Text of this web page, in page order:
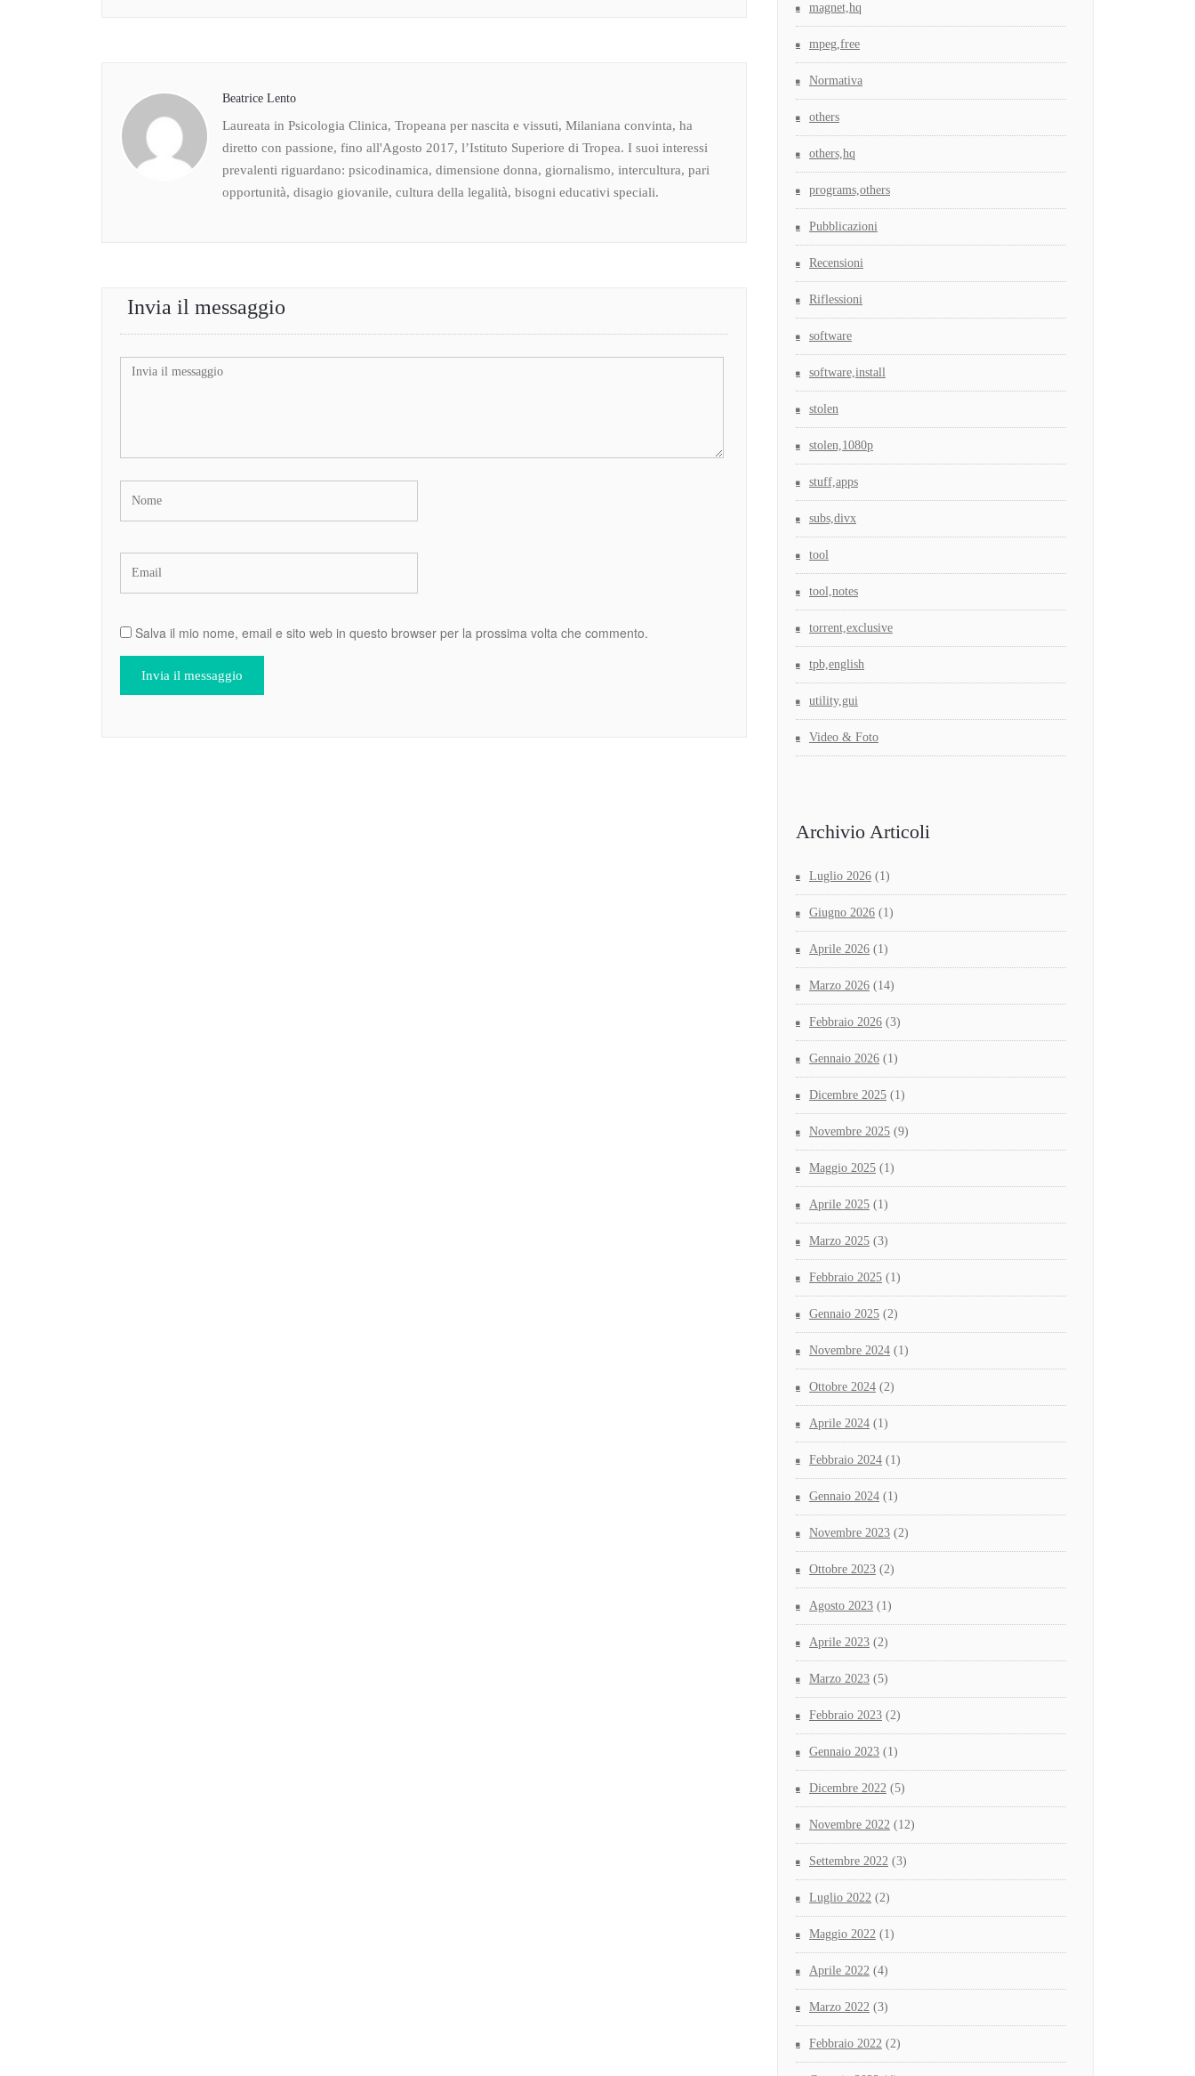
Beatrice Lento
Laureata in Psicologia Clinica, Tropeana per nascita e vissuti, Milaniana convinta, ha
diretto con passione, fino all'Agosto 2017, l’Istituto Superiore di Tropea. I suoi interessi
prevalenti riguardano: psicodinamica, dimensione donna, giornalismo, intercultura, pari
opportunità, disagio giovanile, cultura della legalità, bisogni educativi speciali.
Invia il messaggio
Salva il mio nome, email e sito web in questo browser per la prossima volta che commento.
magnet,hq
mpeg,free
Normativa
others
others,hq
programs,others
Pubblicazioni
Recensioni
Riflessioni
software
software,install
stolen
stolen,1080p
stuff,apps
subs,divx
tool
tool,notes
torrent,exclusive
tpb,english
utility,gui
Video & Foto
Archivio Articoli
Luglio 2026 (1)
Giugno 2026 (1)
Aprile 2026 (1)
Marzo 2026 (14)
Febbraio 2026 (3)
Gennaio 2026 (1)
Dicembre 2025 (1)
Novembre 2025 (9)
Maggio 2025 (1)
Aprile 2025 (1)
Marzo 2025 (3)
Febbraio 2025 (1)
Gennaio 2025 (2)
Novembre 2024 (1)
Ottobre 2024 (2)
Aprile 2024 (1)
Febbraio 2024 (1)
Gennaio 2024 (1)
Novembre 2023 (2)
Ottobre 2023 (2)
Agosto 2023 (1)
Aprile 2023 (2)
Marzo 2023 (5)
Febbraio 2023 (2)
Gennaio 2023 (1)
Dicembre 2022 (5)
Novembre 2022 (12)
Settembre 2022 (3)
Luglio 2022 (2)
Maggio 2022 (1)
Aprile 2022 (4)
Marzo 2022 (3)
Febbraio 2022 (2)